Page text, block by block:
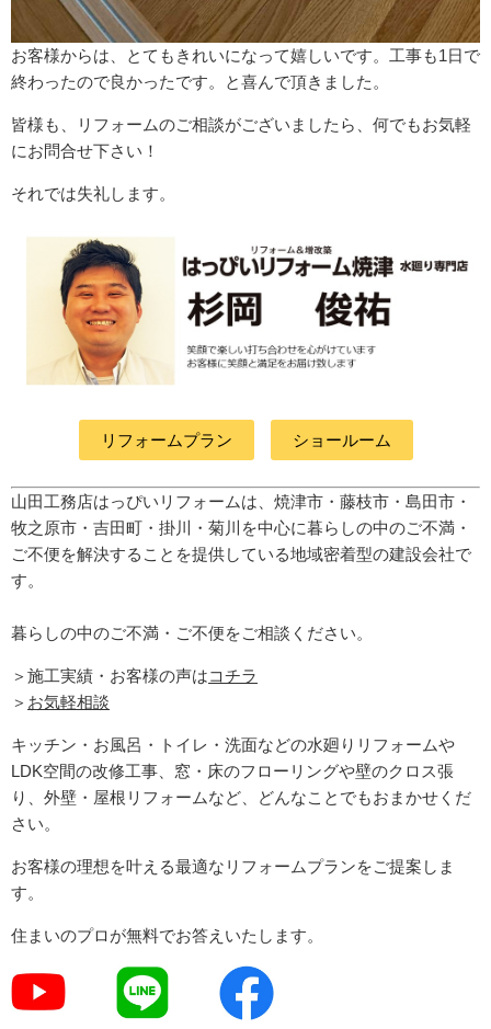
お客様からは、とてもきれいになって嬉しいです。工事も1日で
終わったので良かったです。と喜んで頂きました。
皆様も、リフォームのご相談がございましたら、何でもお気軽
にお問合せ下さい！
それでは失礼します。
リフォームプラン ショールーム
山田工務店はっぴいリフォームは、焼津市・藤枝市・島田市・
牧之原市・吉田町 ・掛川・菊川 を中心に暮らしの中のご不満・
ご不便を解決することを提供している地域密着型の建設会社で
す。
暮らしの中のご不満・ご不便をご相談ください。
＞施工実績・お客様の声はコチラ
＞ お気軽相談
キッチン・お風呂・トイレ・洗面などの水廻りリフォームや
LDK空間の改修工事、窓・床のフローリングや壁のクロス張
り、外壁・屋根リフォームなど、どんなことでもおまかせくだ
さい。
お客様の理想を叶える最適なリフォームプランをご提案しま
す。
住まいのプロが無料でお答えいたします。